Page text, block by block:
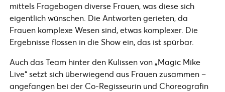
mittels Fragebogen diverse Frauen, was diese sich
eigentlich wünschen. Die Antworten gerieten, da
Frauen komplexe Wesen sind, etwas komplexer. Die
Ergebnisse flossen in die Show ein, das ist spürbar.
Auch das Team hinter den Kulissen von „Magic Mike
Live“ setzt sich überwiegend aus Frauen zusammen –
angefangen bei der Co-Regisseurin und Choreografin